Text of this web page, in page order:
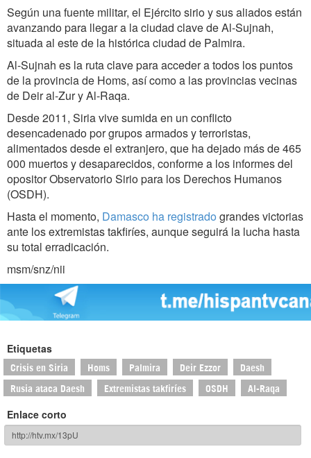
Según una fuente militar, el Ejército sirio y sus aliados están
avanzando para llegar a la ciudad clave de Al-Sujnah,
situada al este de la histórica ciudad de Palmira.
Al-Sujnah es la ruta clave para acceder a todos los puntos
de la provincia de Homs, así como a las provincias vecinas
de Deir al-Zur y Al-Raqa.
Desde 2011, Siria vive sumida en un conflicto
desencadenado por grupos armados y terroristas,
alimentados desde el extranjero, que ha dejado más de 465
000 muertos y desaparecidos, conforme a los informes del
opositor Observatorio Sirio para los Derechos Humanos
(OSDH).
Hasta el momento, Damasco ha registrado grandes victorias
ante los extremistas takfiríes, aunque seguirá la lucha hasta
su total erradicación.
msm/snz/nii
Etiquetas
Crisis en Siria Homs Palmira Deir Ezzor Daesh
Rusia ataca Daesh Extremistas takfiríes OSDH Al-Raqa
Enlace corto